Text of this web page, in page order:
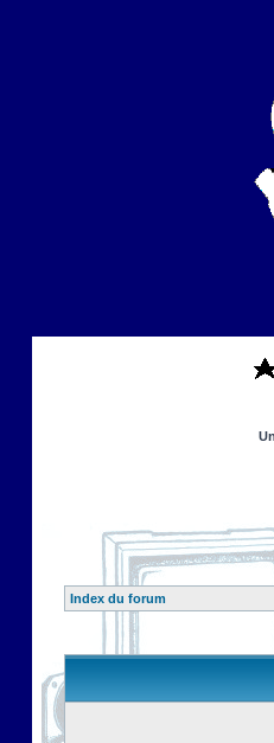
Index du forum